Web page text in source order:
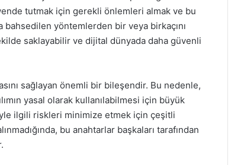
tutmak için gerekli önlemleri almak ve bu
yöntemlerden bir veya birkaçını
saklayabilir ve dijital dünyada daha güvenli
sağlayan önemli bir bileşendir. Bu nedenle,
yasal olarak kullanılabilmesi için büyük
ilgili riskleri minimize etmek için çeşitli
bu anahtarlar başkaları tarafından